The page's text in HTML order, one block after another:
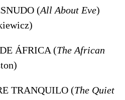
(All About Eve)
ÁFRICA (The African
TRANQUILO (The Quiet